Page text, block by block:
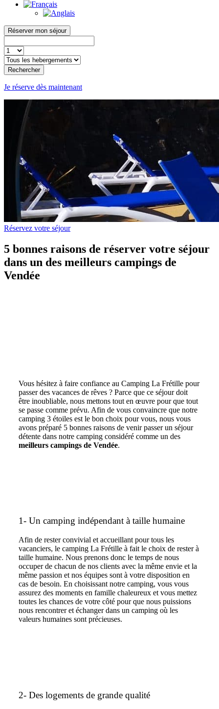
Réserver mon séjour
Rechercher
Je réserve dès maintenant
Réservez votre séjour
5 bonnes raisons de réserver votre séjour
dans un des meilleurs campings de
Vendée
Vous hésitez à faire confiance au Camping La Frétille pour
passer des vacances de rêves ? Parce que ce séjour doit
être inoubliable, nous mettons tout en œuvre pour que tout
se passe comme prévu. Afin de vous convaincre que notre
camping 3 étoiles est le bon choix pour vous, nous vous
avons préparé 5 bonnes raisons de venir passer un séjour
détente dans notre camping considéré comme un des
meilleurs campings de Vendée.
1- Un camping indépendant à taille humaine
Afin de rester convivial et accueillant pour tous les
vacanciers, le camping La Frétille à fait le choix de rester à
taille humaine. Nous prenons donc le temps de nous
occuper de chacun de nos clients avec la même envie et la
même passion et nos équipes sont à votre disposition en
cas de besoin. En choisissant notre camping, vous vous
assurez des moments en famille chaleureux et vous mettez
toutes les chances de votre côté pour que nous puissions
nous rencontrer et échanger dans un camping où les
valeurs humaines sont précieuses.
2- Des logements de grande qualité